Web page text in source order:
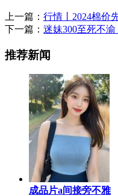
上一篇： 行情丨2024棉价
下一篇： 迷妹300至死不
推荐新闻
成品片a间接旁不雅